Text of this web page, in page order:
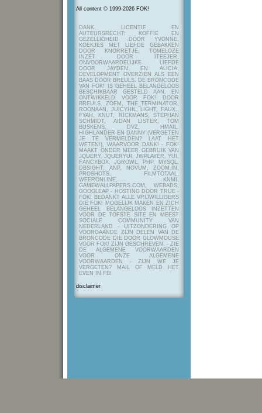
All content © 1999-2026 FOK!
DANK, LICENTIE EN
AUTEURSRECHT: KOFFIE EN
GEZELLIGHEID DOOR YVONNE,
KOEKJES MET LIEFDE GEBAKKEN
DOOR KNORRETJE, TOMELOZE
INZET DOOR ITEEJER,
ONVOORWAARDELIJKE LIEFDE
DOOR JAYDEN EN ALICIA,
DEVELOPMENT OVERZIEN ALS EEN
BAAS DOOR BREULS. DE BRONCODE
VAN FOK! IS GEHEEL BELANGELOOS
BESCHIKBAAR GESTELD AAN, EN
ONTWIKKELD VOOR FOK! DOOR
BREULS, ZOEM, THE_TERMINATOR,
ROONAAN, JUICYHIL, LIGHT, FAUX.,
FYAH, KNUT, RICKMANS, STEPHAN
SCHMIDT, AIDAN LISTER, TOM
BUSKENS, DVZ, HMAIL,
HIGHLANDER EN DANNY (VERGETEN
JE TE VERMELDEN? LAAT HET
WETEN!), WAARVOOR DANK! - FOK!
MAAKT ONDER MEER GEBRUIK VAN
JQUERY, JQUERYUI, JWPLAYER, YUI,
FANCYBOX, JGROWL, PHP, MYSQL,
DBSIGHT, ANP, NOVUM, ZOOM.IN,
PROSHOTS, FILMTOTAAL,
WEERONLINE, KNMI,
GAMEWALLPAPERS.COM, WEBADS,
GOOGLEAP - HOSTING DOOR TRUE -
FOK! BEDANKT ALLE VRIJWILLIGERS
DIE FOK! MOGELIJK MAKEN EN ZICH
GEHEEL BELANGELOOS INZETTEN
VOOR DE TOFSTE SITE EN MEEST
SOCIALE COMMUNITY VAN
NEDERLAND - UITZONDERING OP
VOORGAANDE ZIJN DELEN VAN DE
BRONCODE DIE DOOR GLOWMOUSE
VOOR FOK! ZIJN GESCHREVEN. - ZIE
DE ALGEMENE VOORWAARDEN
VOOR ONZE ALGEMENE
VOORWAARDEN - ZIJN WE JE
VERGETEN? MAIL OF MELD HET
EVEN IN FB!
disclaimer